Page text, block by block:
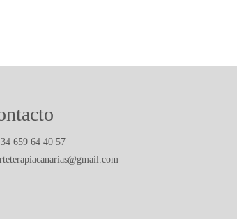
659 64 40 57